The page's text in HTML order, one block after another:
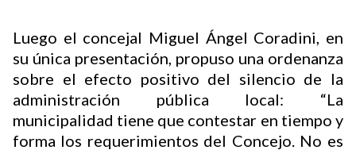
Luego el concejal Miguel Ángel Coradini, en
su única presentación, propuso una ordenanza
sobre el efecto positivo del silencio de la
administración pública local: “La
municipalidad tiene que contestar en tiempo y
forma los requerimientos del Concejo. No es